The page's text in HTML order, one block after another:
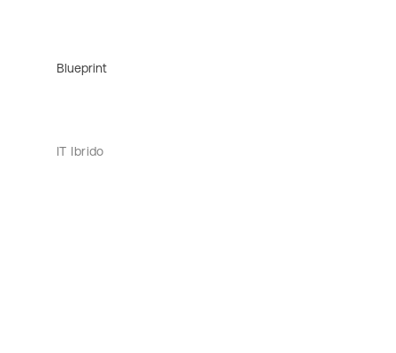
Blueprint
IT Ibrido